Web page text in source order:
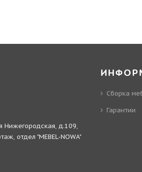
Нижегородская, д.109,
отдел "MEBEL-NOWA"
Сборка
Гарантии